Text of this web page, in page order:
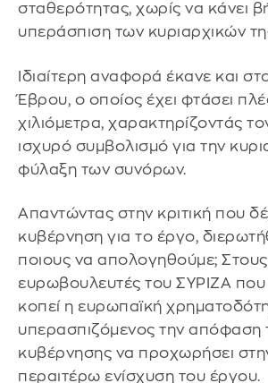
σταθερότητας, χωρίς να κάνει
υπεράσπιση των κυριαρχικών
Ιδιαίτερη αναφορά έκανε και
Έβρου, ο οποίος έχει φτάσει
χιλιόμετρα, χαρακτηρίζοντάς
ισχυρό συμβολισμό για την
φύλαξη των συνόρων.
Απαντώντας στην κριτική που
κυβέρνηση για το έργο,
ποιους να απολογηθούμε; Στους
ευρωβουλευτές του ΣΥΡΙΖΑ
κοπεί η ευρωπαϊκή
υπερασπιζόμενος την απόφαση
κυβέρνησης να προχωρήσει
περαιτέρω ενίσχυση του έργου.